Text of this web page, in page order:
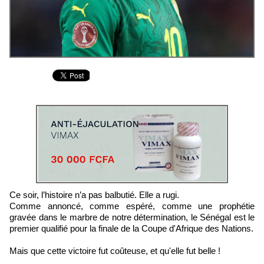
Ce soir, l’histoire n’a pas balbutié. Elle a rugi.
Comme annoncé, comme espéré, comme une prophétie
gravée dans le marbre de notre détermination, le Sénégal est le
premier qualifié pour la finale de la Coupe d'Afrique des Nations.
Mais que cette victoire fut coûteuse, et qu'elle fut belle !